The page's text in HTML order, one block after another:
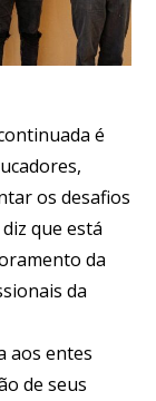
é
os desafios
que está
da
da
aos entes
de seus